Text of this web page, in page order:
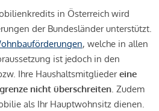
in Österreich wird
der Bundesländer unterstützt.
, welche in allen
ist jedoch in den
Ihre Haushaltsmitgliedereine
nicht überschreiten. Zudem
als Ihr Hauptwohnsitz dienen.